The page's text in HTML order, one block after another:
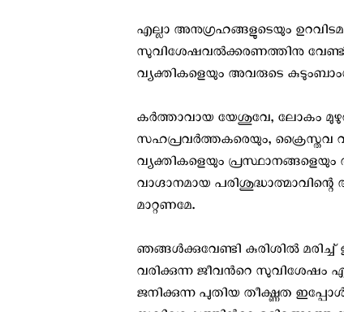
എല്ലാ അനുഗ്രഹങ്ങളുടെയും
സുവിശേഷവൽക്കരണത്തിനു വേണ്ടി
വ്യക്തികളെയും അവരുടെ
കർത്താവായ യേശുവേ, ലോകം
സഹപ്രവർത്തകരെയും, ക്രൈസ്തവ
വ്യക്തികളെയും
വാഗ്ദാനമായ
മാറ്റണമേ.
ഞങ്ങൾക്കുവേണ്ടി കുരിശിൽ
വരിക്കുന്ന ജീവന്‍റെ സുവിശേഷം
ജനിക്കുന്ന പുതിയ തീക്ഷ്ണത